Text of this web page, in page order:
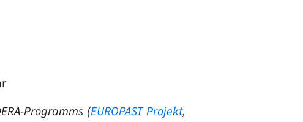
Programms (EUROPAST Projekt,